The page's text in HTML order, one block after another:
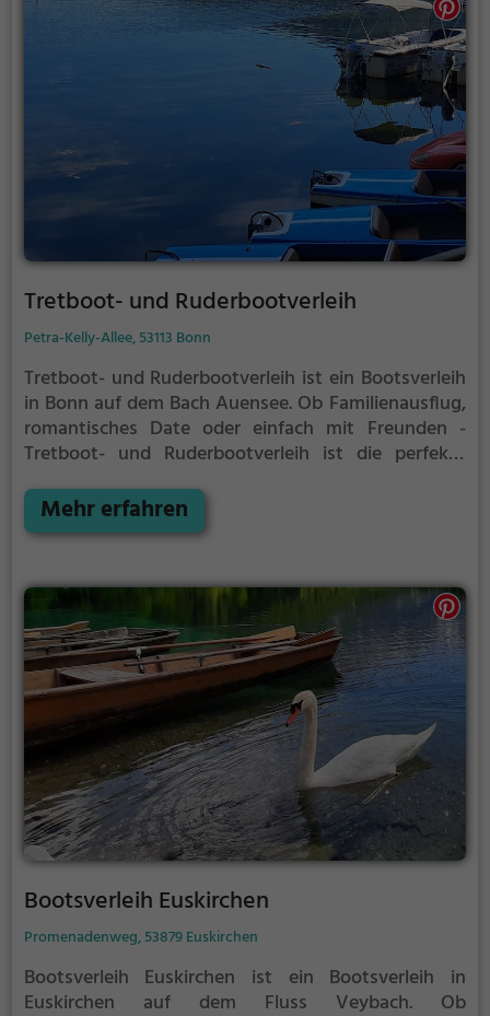
Tretboot- und Ruderbootverleih
Petra-Kelly-Allee, 53113 Bonn
Tretboot- und Ruderbootverleih ist ein Bootsverleih
in Bonn auf dem Bach Auensee. Ob Familienausflug,
romantisches Date oder einfach mit Freunden -
Tretboot- und Ruderbootverleih ist die perfekte
als auch Sportbegeisterte und echte Wasserratten
auf ihre Kosten.
Mehr erfahren
Bootsverleih Euskirchen
Promenadenweg, 53879 Euskirchen
Bootsverleih Euskirchen ist ein Bootsverleih in
Euskirchen auf dem Fluss Veybach. Ob